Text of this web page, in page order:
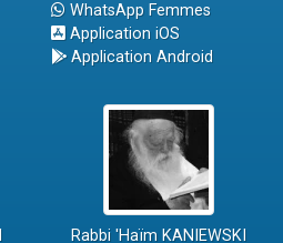
WhatsApp Femmes
Application iOS
Application Android
Rabbi 'Haïm KANIEWSKI